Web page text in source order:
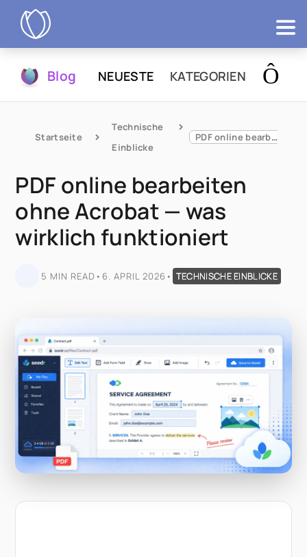
Testen
Blog NEUESTE KATEGORIEN
Startseite
Technische
Einblicke
PDF online bearbeiten ohne Acrobat — was wirklich funktioniert
PDF online bearbeiten
ohne Acrobat — was
wirklich funktioniert
5 MIN READ • 6. APRIL 2026 • TECHNISCHE EINBLICKE